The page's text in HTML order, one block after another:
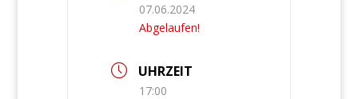
07.06.2024
Abgelaufen!
UHRZEIT
17:00